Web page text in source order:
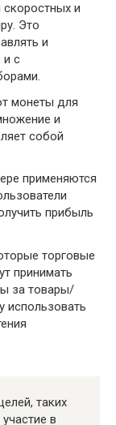
и
Это
и
и с
монеты для
и
собой
применяются
прибыль
торговые
принимать
за товары/
использовать
таких
в